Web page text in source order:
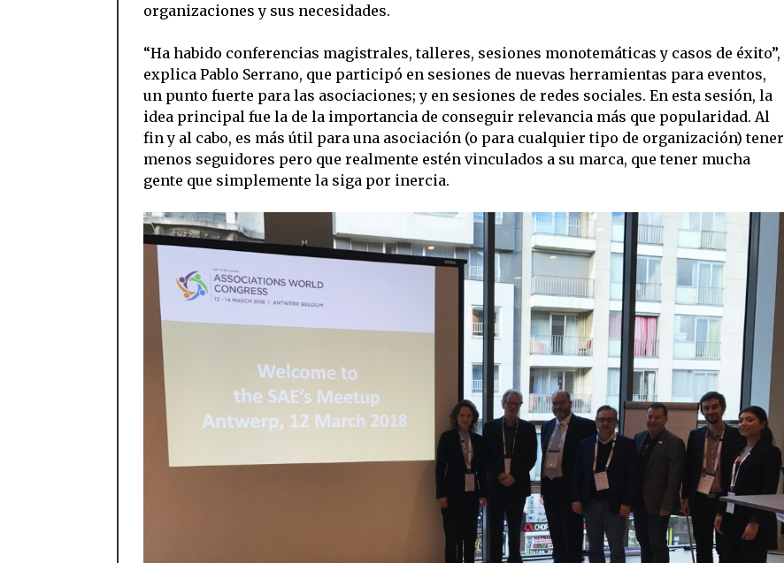
organizaciones y sus necesidades.
“Ha habido conferencias magistrales, talleres, sesiones monotemáticas y casos de éxito”,
explica Pablo Serrano, que participó en sesiones de nuevas herramientas para eventos,
un punto fuerte para las asociaciones; y en sesiones de redes sociales. En esta sesión, la
idea principal fue la de la importancia de conseguir relevancia más que popularidad. Al
fin y al cabo, es más útil para una asociación (o para cualquier tipo de organización) tener
menos seguidores pero que realmente estén vinculados a su marca, que tener mucha
gente que simplemente la siga por inercia.